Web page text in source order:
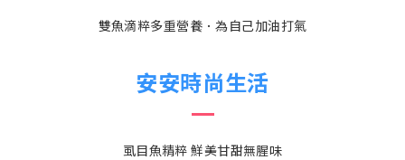
雙魚滴粹多重營養．為自己加油打氣
安安時尚生活
虱目魚精粹 鮮美甘甜無腥味